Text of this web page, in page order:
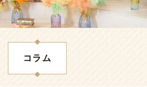
コラム